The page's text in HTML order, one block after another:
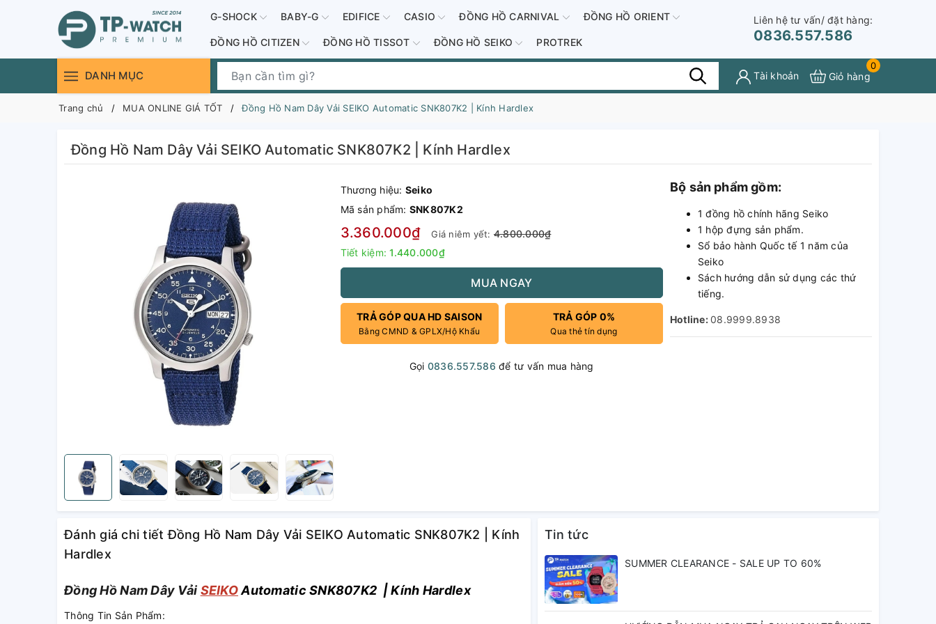
G-SHOCK BABY-G EDIFICE CASIO ĐỒNG HỒ CARNIVAL ĐỒNG HỒ ORIENT
ĐỒNG HỒ CITIZEN ĐỒNG HỒ TISSOT ĐỒNG HỒ SEIKO PROTREK
Liên hệ tư vấn/ đặt hàng:
0836.557.586
DANH MỤC Tài khoản
0
Giỏ hàng
Trang chủ MUA ONLINE GIÁ TỐT Đồng Hồ Nam Dây Vải SEIKO Automatic SNK807K2 | Kính Hardlex
Đồng Hồ Nam Dây Vải SEIKO Automatic SNK807K2 | Kính Hardlex
Thương hiệu: Seiko
Mã sản phẩm: SNK807K2
3.360.000₫ Giá niêm yết: 4.800.000₫
Tiết kiệm:1.440.000₫
MUA NGAY
TRẢ GÓP QUA HD SAISON
Bằng CMND & GPLX/Hộ Khẩu
TRẢ GÓP 0%
Qua thẻ tín dụng
Gọi 0836.557.586 để tư vấn mua hàng
Bộ sản phẩm gồm:
1 đồng hồ chính hãng Seiko
1 hộp đựng sản phẩm.
Sổ bảo hành Quốc tế 1 năm của
Seiko
Sách hướng dẫn sử dụng các thứ
tiếng.
Hotline:08.9999.8938
Đánh giá chi tiết Đồng Hồ Nam Dây Vải SEIKO Automatic SNK807K2 | Kính
Hardlex
Đồng Hồ Nam Dây Vải SEIKOAutomatic SNK807K2 | Kính Hardlex
Thông Tin Sản Phẩm:
Tin tức
SUMMER CLEARANCE - SALE UP TO 60%